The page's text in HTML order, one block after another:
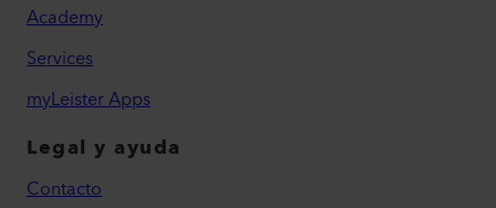
Academy
Services
myLeister Apps
Legal y ayuda
Contacto